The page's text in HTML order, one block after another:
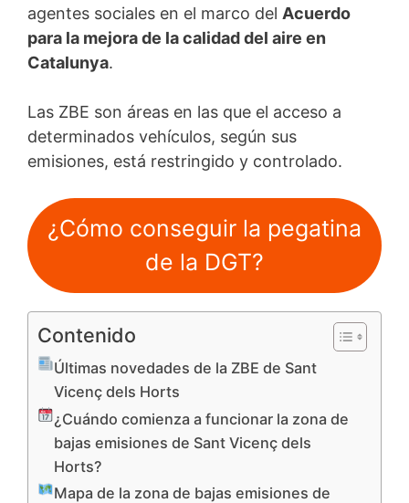
agentes sociales en el marco del Acuerdo
para la mejora de la calidad del aire en
Catalunya.
Las ZBE son áreas en las que el acceso a
determinados vehículos, según sus
emisiones, está restringido y controlado.
¿Cómo conseguir la pegatina
de la DGT?
Contenido
Últimas novedades de la ZBE de Sant
Vicenç dels Horts
¿Cuándo comienza a funcionar la zona de
bajas emisiones de Sant Vicenç dels
Horts?
Mapa de la zona de bajas emisiones de